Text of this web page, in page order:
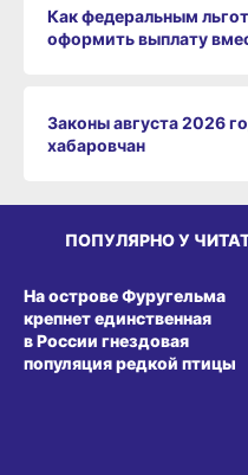
Как федеральным
оформить выплату
Законы августа 2026
хабаровчан
ПОПУЛЯРНО У
На острове Фуругельма
крепнет единственная
в России гнездовая
популяция редкой птицы